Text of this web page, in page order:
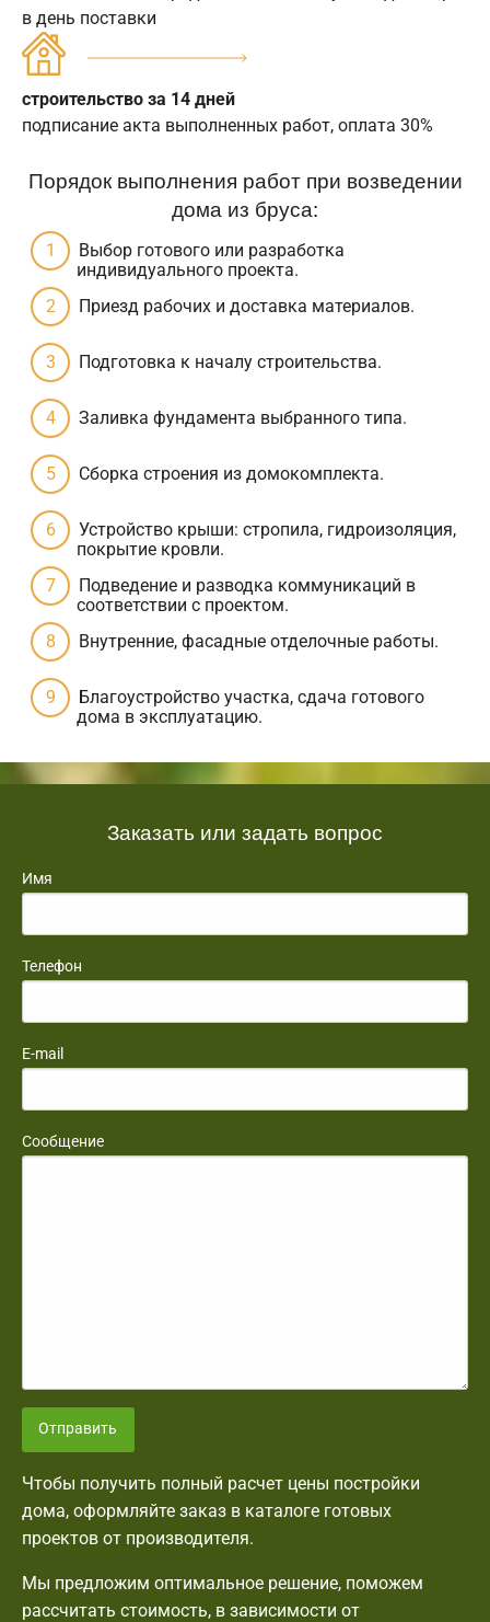
в день поставки
строительство за 14 дней
подписание акта выполненных работ, оплата 30%
Порядок выполнения работ при возведении
дома из бруса:
Выбор готового или разработка
индивидуального проекта.
Приезд рабочих и доставка материалов.
Подготовка к началу строительства.
Заливка фундамента выбранного типа.
Сборка строения из домокомплекта.
Устройство крыши: стропила, гидроизоляция,
покрытие кровли.
Подведение и разводка коммуникаций в
соответствии с проектом.
Внутренние, фасадные отделочные работы.
Благоустройство участка, сдача готового
дома в эксплуатацию.
Заказать или задать вопрос
Имя
Телефон
E-mail
Сообщение
Отправить
Чтобы получить полный расчет цены постройки
дома, оформляйте заказ в каталоге готовых
проектов от производителя.
Мы предложим оптимальное решение, поможем
рассчитать стоимость, в зависимости от